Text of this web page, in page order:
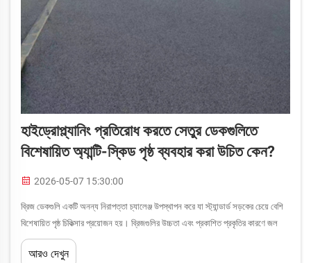
হাইড্রোপ্ল্যানিং প্রতিরোধ করতে সেতুর ডেকগুলিতে
বিশেষায়িত অ্যান্টি-স্কিড পৃষ্ঠ ব্যবহার করা উচিত কেন?
2026-05-07 15:30:00
ব্রিজ ডেকগুলি একটি অনন্য নিরাপত্তা চ্যালেঞ্জ উপস্থাপন করে যা স্ট্যান্ডার্ড সড়কের চেয়ে বেশি
বিশেষায়িত পৃষ্ঠ চিকিত্সার প্রয়োজন হয়। ব্রিজগুলির উচ্চতা এবং প্রকাশিত প্রকৃতির কারণে জল
জমা হওয়া, তাপমাত্রা পরিবর্তন এবং হ...
আরও দেখুন